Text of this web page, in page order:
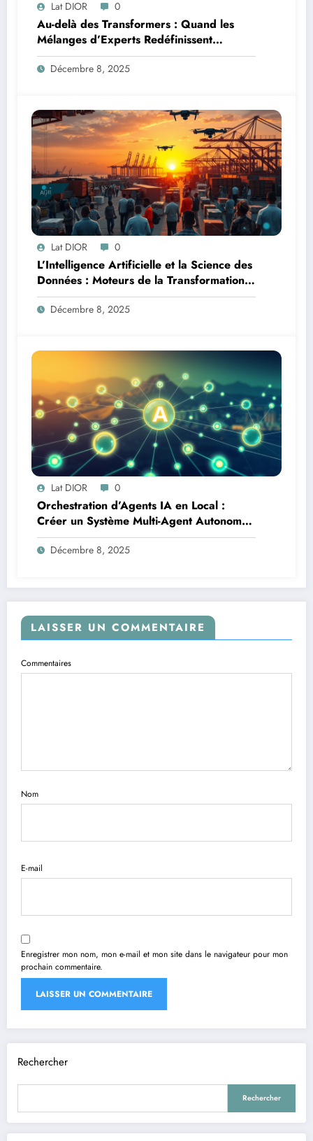
Lat DIOR 0
Au-delà des Transformers : Quand les
Mélanges d’Experts Redéfinissent
l’Efficacité de l’IA
Décembre 8, 2025
Lat DIOR 0
L’Intelligence Artificielle et la Science des
Données : Moteurs de la Transformation
Logistique et Infrastructures en Afrique
Décembre 8, 2025
Lat DIOR 0
Orchestration d’Agents IA en Local :
Créer un Système Multi-Agent Autonome
avec TinyLlama
Décembre 8, 2025
LAISSER UN COMMENTAIRE
Commentaires
Nom
E-mail
Enregistrer mon nom, mon e-mail et mon site dans le navigateur pour mon
prochain commentaire.
Rechercher
Rechercher